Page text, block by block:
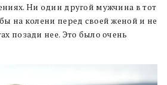
Ни один другой мужчина в тот
на колени перед своей женой и не
позади нее. Это было очень